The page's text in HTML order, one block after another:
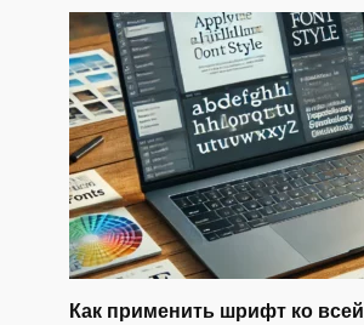
Как применить шрифт ко всей